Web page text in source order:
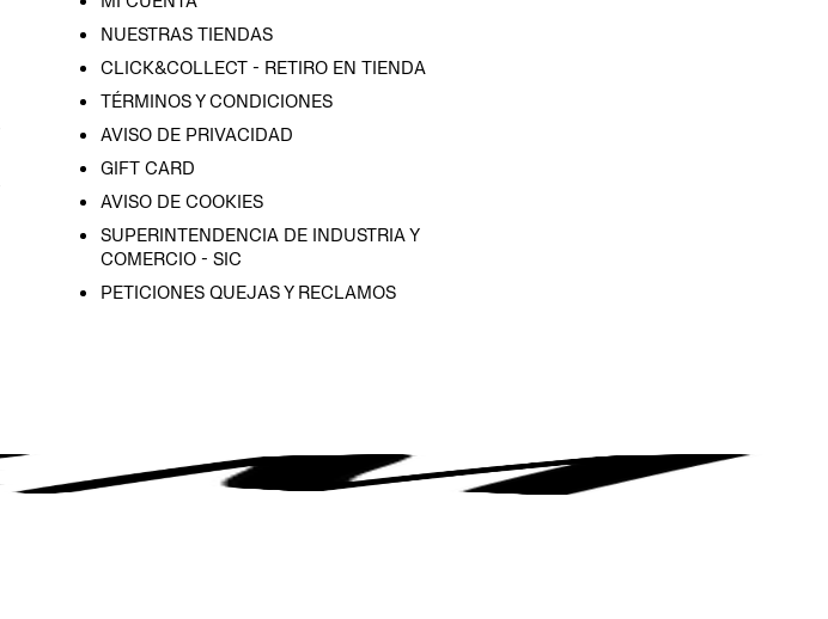
NUESTRAS TIENDAS
CLICK&COLLECT - RETIRO EN TIENDA
TÉRMINOS Y CONDICIONES
AVISO DE PRIVACIDAD
GIFT CARD
AVISO DE COOKIES
SUPERINTENDENCIA DE INDUSTRIA Y
COMERCIO - SIC
PETICIONES QUEJAS Y RECLAMOS